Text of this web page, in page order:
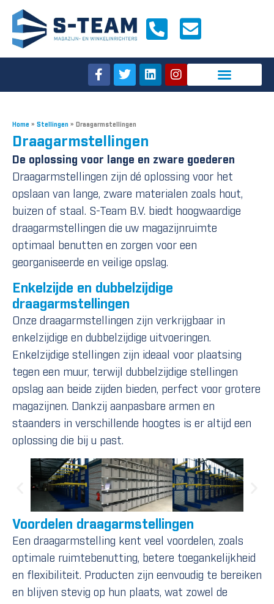
Home » Stellingen » Draagarmstellingen
Draagarmstellingen
De oplossing voor lange en zware goederen
Draagarmstellingen zijn dé oplossing voor het
opslaan van lange, zware materialen zoals hout,
buizen of staal. S-Team B.V. biedt hoogwaardige
draagarmstellingen die uw magazijnruimte
optimaal benutten en zorgen voor een
georganiseerde en veilige opslag.
Enkelzijde en dubbelzijdige
draagarmstellingen
Onze draagarmstellingen zijn verkrijgbaar in
enkelzijdige en dubbelzijdige uitvoeringen.
Enkelzijdige stellingen zijn ideaal voor plaatsing
tegen een muur, terwijl dubbelzijdige stellingen
opslag aan beide zijden bieden, perfect voor grotere
magazijnen. Dankzij aanpasbare armen en
staanders in verschillende hoogtes is er altijd een
oplossing die bij u past.
Voordelen draagarmstellingen
Een draagarmstelling kent veel voordelen, zoals
optimale ruimtebenutting, betere toegankelijkheid
en flexibiliteit. Producten zijn eenvoudig te bereiken
en blijven stevig op hun plaats, wat zowel de